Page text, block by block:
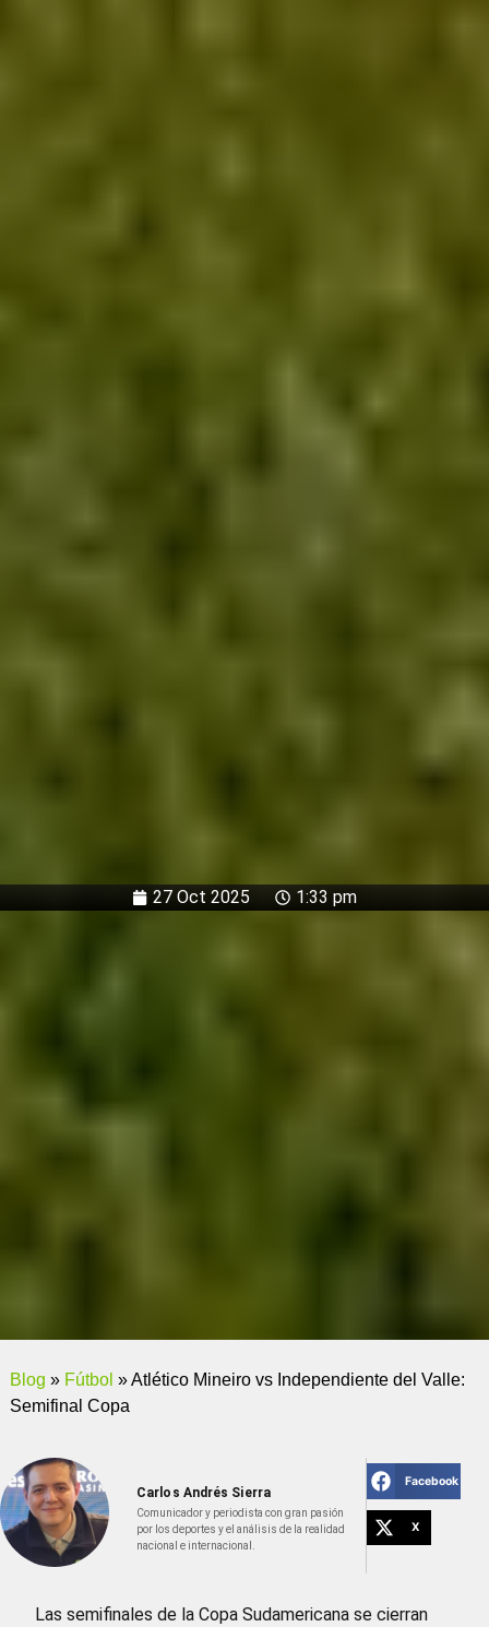
27 Oct 2025 1:33 pm
Blog » Fútbol »Atlético Mineiro vs Independiente del Valle:
Semifinal Copa
Carlos Andrés Sierra
Comunicador y periodista con gran pasión
por los deportes y el análisis de la realidad
nacional e internacional.
Facebook
X
Las semifinales de la Copa Sudamericana se cierran